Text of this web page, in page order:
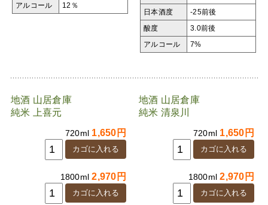
アルコール 12％
日本酒度 -25前後
酸度 3.0前後
アルコール 7%
地酒 山居倉庫
純米 上喜元
720ml 1,650円
1800ml2,970円
地酒 山居倉庫
純米 清泉川
720ml 1,650円
1800ml2,970円